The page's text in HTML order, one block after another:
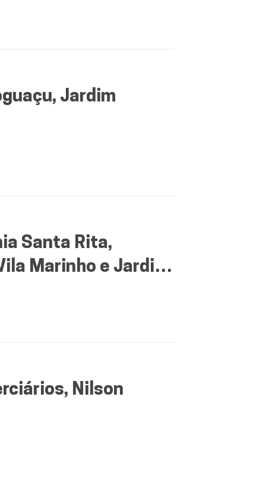
Jardim
Santa Rita,
Marinho e Jardim
Nilson